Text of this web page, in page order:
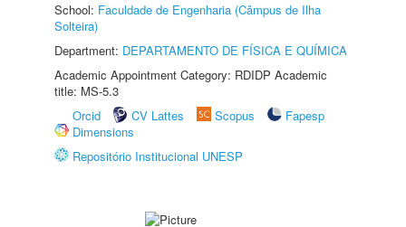
School: Faculdade de Engenharia (Câmpus de Ilha
Solteira)
Department: DEPARTAMENTO DE FÍSICA E QUÍMICA
Academic Appointment Category: RDIDP Academic
title: MS-5.3
Orcid
CV Lattes Scopus
Fapesp
Dimensions
Repositório Institucional UNESP